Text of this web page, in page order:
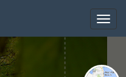
Toggle
Toggle